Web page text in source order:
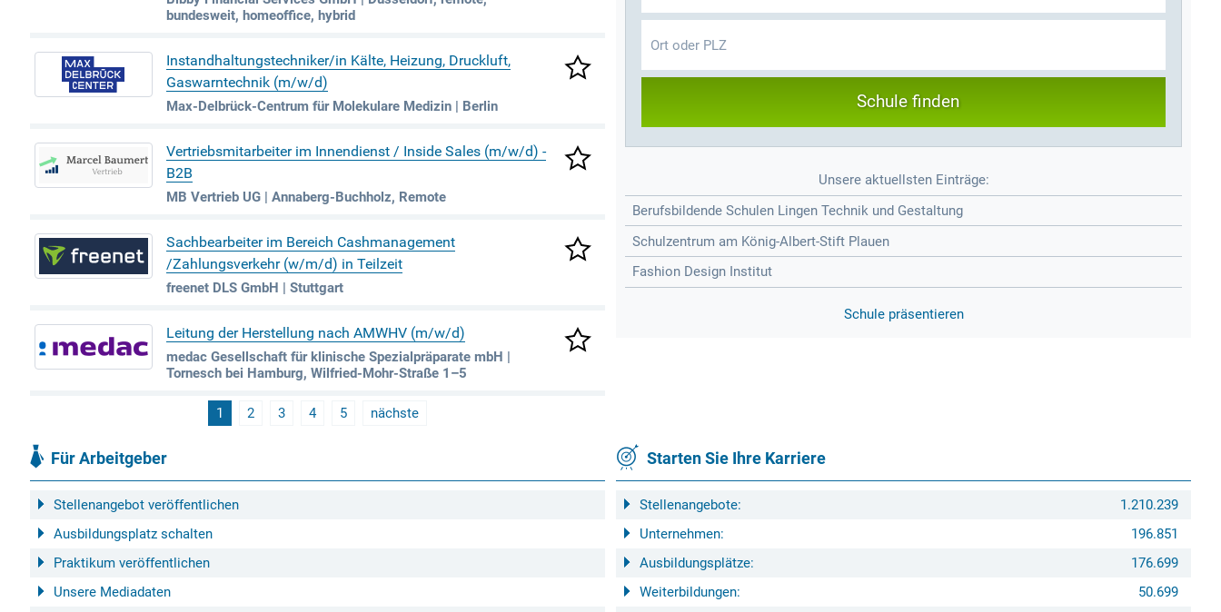
bundesweit, homeoffice, hybrid
Instandhaltungstechniker/in Kälte, Heizung, Druckluft,
Gaswarntechnik (m/w/d)
Max-Delbrück-Centrum für Molekulare Medizin | Berlin
Vertriebsmitarbeiter im Innendienst / Inside Sales (m/w/d) -
B2B
MB Vertrieb UG | Annaberg-Buchholz, Remote
Sachbearbeiter im Bereich Cashmanagement
/Zahlungsverkehr (w/m/d) in Teilzeit
freenet DLS GmbH | Stuttgart
Leitung der Herstellung nach AMWHV (m/w/d)
medac Gesellschaft für klinische Spezialpräparate mbH |
Tornesch bei Hamburg, Wilfried-Mohr-Straße 1–5
1 2 3 4 5 nächste
Schule finden
Unsere aktuellsten Einträge:
Berufsbildende Schulen Lingen Technik und Gestaltung
Schulzentrum am König-Albert-Stift Plauen
Fashion Design Institut
Schule präsentieren
Für Arbeitgeber
Stellenangebot veröffentlichen
Ausbildungsplatz schalten
Praktikum veröffentlichen
Unsere Mediadaten
Starten Sie Ihre Karriere
Stellenangebote:
1.210.239
Unternehmen:
196.851
Ausbildungsplätze:
176.699
Weiterbildungen:
50.699